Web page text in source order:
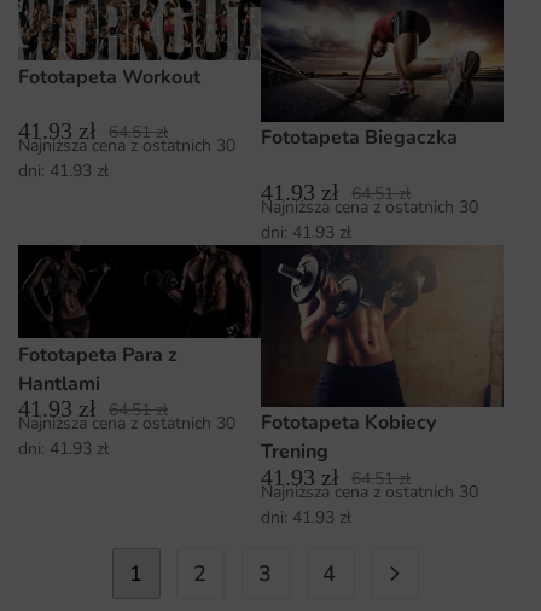
Fototapeta Workout
41.93 zł 64.51zł
Najniższa cena z ostatnich 30
dni: 41.93 zł
Fototapeta Biegaczka
41.93 zł 64.51zł
Najniższa cena z ostatnich 30
dni: 41.93 zł
Fototapeta Para z
Hantlami
41.93 zł 64.51zł
Najniższa cena z ostatnich 30
dni: 41.93 zł
Fototapeta Kobiecy
Trening
41.93 zł 64.51zł
Najniższa cena z ostatnich 30
dni: 41.93 zł
1 2 3 4